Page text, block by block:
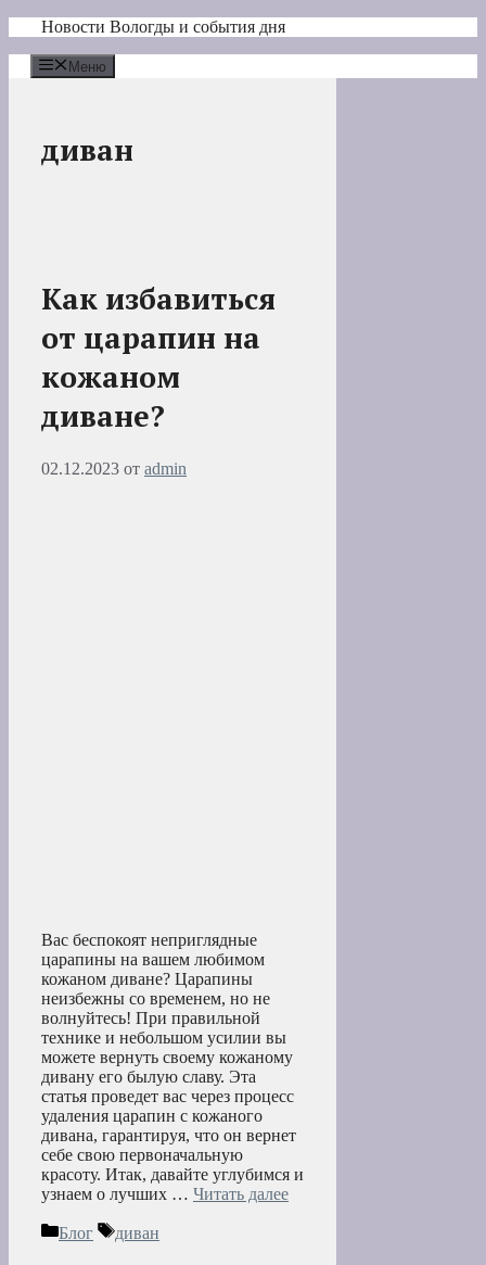
Перейти
содержимому
Новости Вологды и события дня
Меню
диван
Как избавиться
от царапин на
кожаном
диване?
02.12.2023 от admin
Вас беспокоят неприглядные
царапины на вашем любимом
кожаном диване? Царапины
неизбежны со временем, но не
волнуйтесь! При правильной
технике и небольшом усилии вы
можете вернуть своему кожаному
дивану его былую славу. Эта
статья проведет вас через процесс
удаления царапин с кожаного
дивана, гарантируя, что он вернет
себе свою первоначальную
красоту. Итак, давайте углубимся и
узнаем о лучших … Читать далее
Рубрики
Блог Метки
диван